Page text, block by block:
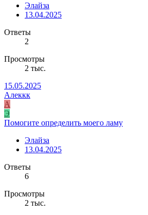
Элайза
13.04.2025
Ответы
2
Просмотры
2 тыс.
15.05.2025
Алеккк
А
Э
Помогите определить моего ламу
Элайза
13.04.2025
Ответы
6
Просмотры
2 тыс.